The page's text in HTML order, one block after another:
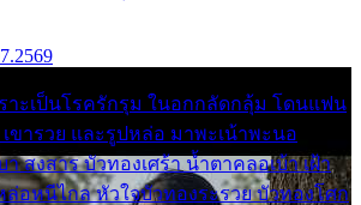
าะเป็นโรครักรุม ในอกกลัดกลุ้ม โดนแฟน
ขารวย และรูปหล่อ มาพะเน้าพะนอ
า สงสาร บัวทองเศร้า น้ำตาคลอเบ้า เฝ้า
อหนีไกล หัวใจบัวทองระรวย บัวทองโศก